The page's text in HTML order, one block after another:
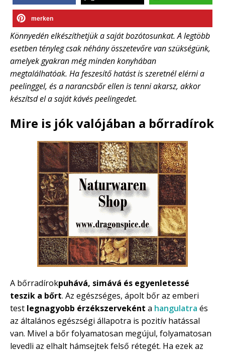
merken
Könnyedén elkészíthetjük a saját bozótosunkat. A legtöbb
esetben tényleg csak néhány összetevőre van szükségünk,
amelyek gyakran még minden konyhában
megtalálhatóak. Ha feszesítő hatást is szeretnél elérni a
peelinggel, és a narancsbőr ellen is tenni akarsz, akkor
készítsd el a saját kávés peelingedet.
Mire is jók valójában a bőrradírok
A bőrradírokpuhává, simává és egyenletessé
teszik a bőrt. Az egészséges, ápolt bőr az emberi
test legnagyobb érzékszerveként a hangulatra és
az általános egészségi állapotra is pozitív hatással
van. Mivel a bőr folyamatosan megújul, folyamatosan
levedli az elhalt hámsejtek felső rétegét. Ha ezek az